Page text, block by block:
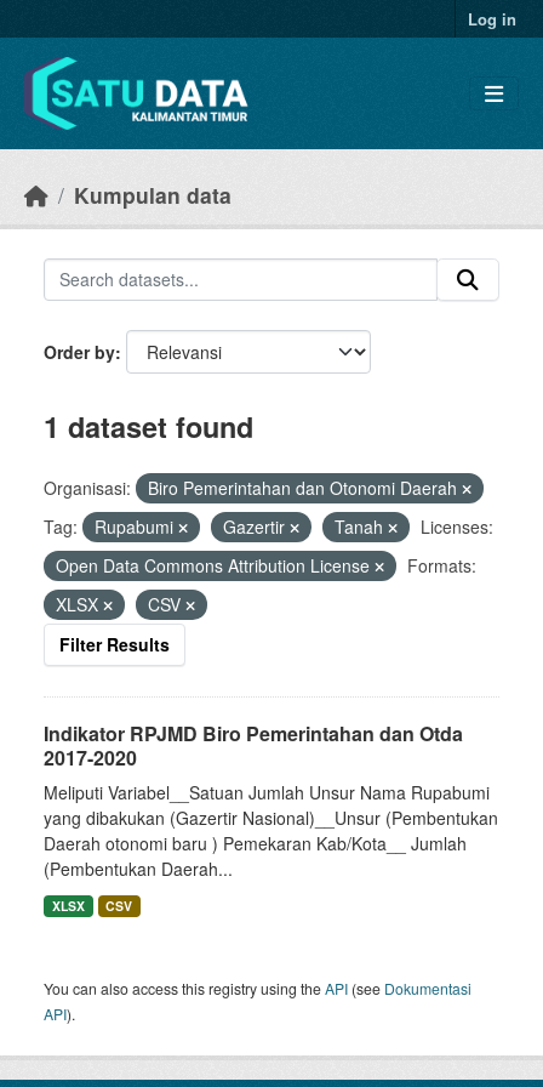
Log in
Kumpulan data
Order by
1 dataset found
Organisasi:
Biro Pemerintahan dan Otonomi Daerah
Tag:
Rupabumi Gazertir Tanah
Licenses:
Open Data Commons Attribution License
Formats:
XLSX
CSV
Filter Results
Indikator RPJMD Biro Pemerintahan dan Otda
2017-2020
Meliputi Variabel__Satuan Jumlah Unsur Nama Rupabumi
yang dibakukan (Gazertir Nasional)__Unsur (Pembentukan
Daerah otonomi baru ) Pemekaran Kab/Kota__ Jumlah
(Pembentukan Daerah...
XLSX CSV
You can also access this registry using theAPI (see Dokumentasi
API).